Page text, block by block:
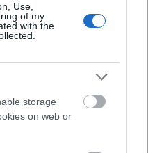
Use,
of my
with the
storage
on web or
maradni" -
azt sem tartja
ha már felállt az
maga is részt
Reményei szerint
hanem
felkérését.